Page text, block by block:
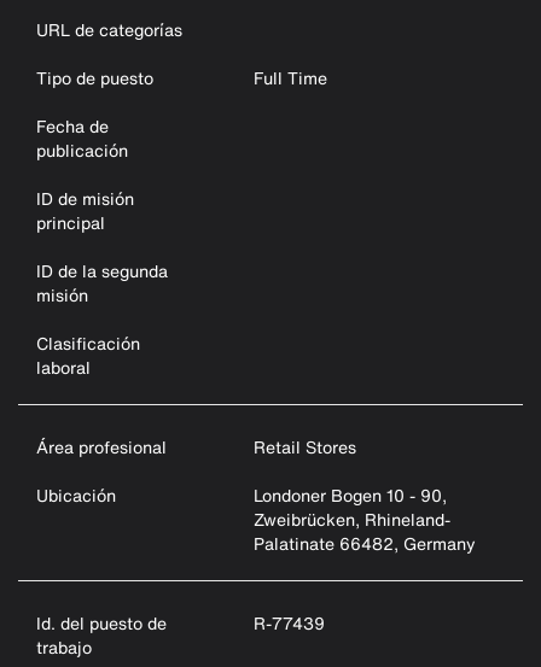
URL de categorías
Tipo de puesto
Full Time
Fecha de
publicación
ID de misión
principal
ID de la segunda
misión
Clasificación
laboral
Área profesional
Retail Stores
Ubicación
Londoner Bogen 10 - 90,
Zweibrücken, Rhineland-
Palatinate 66482, Germany
Id. del puesto de
trabajo
R-77439